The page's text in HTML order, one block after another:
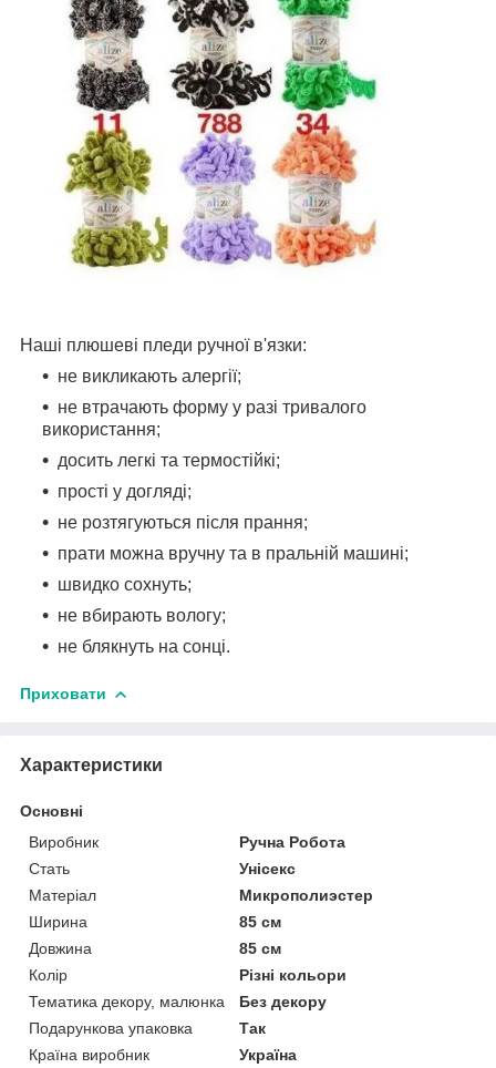
Наші плюшеві пледи ручної в'язки:
не викликають алергії;
не втрачають форму у разі тривалого
використання;
досить легкі та термостійкі;
прості у догляді;
не розтягуються після прання;
прати можна вручну та в пральній машині;
швидко сохнуть;
не вбирають вологу;
не блякнуть на сонці.
Приховати
Характеристики
Основні
Виробник
Ручна Робота
Стать
Унісекс
Матеріал
Микрополиэстер
Ширина
85 см
Довжина
85 см
Колір
Різні кольори
Тематика декору, малюнка
Без декору
Подарункова упаковка
Так
Країна виробник
Україна